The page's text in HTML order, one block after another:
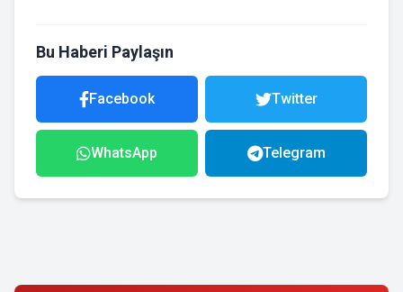
Bu Haberi Paylaşın
Facebook Twitter
WhatsApp Telegram